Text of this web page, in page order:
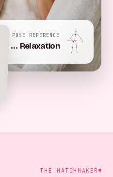
Phone, chest height
POSE REFERENCE
Casual Seated Relaxation
THE MATCHMAKER